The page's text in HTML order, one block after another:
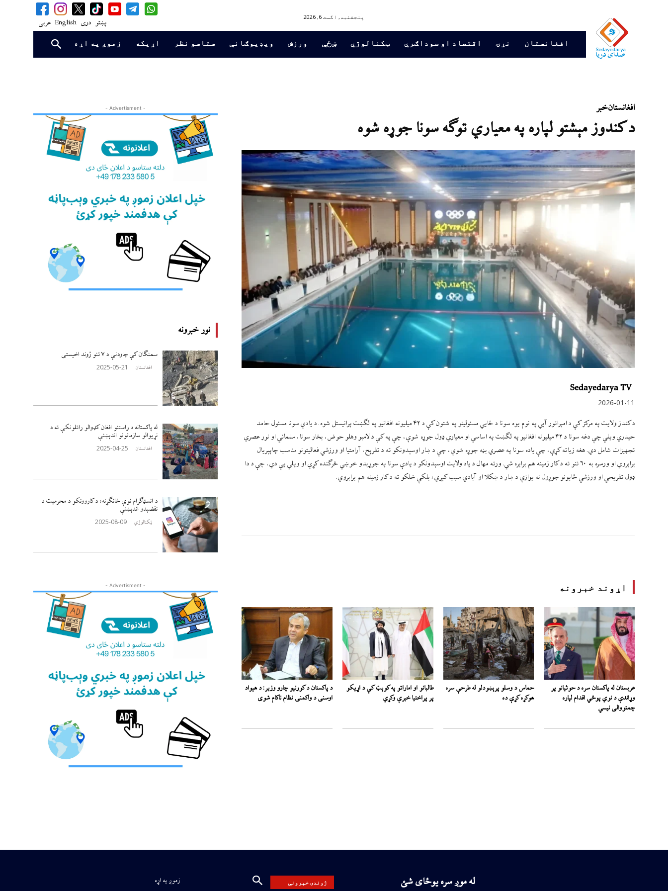
پښتو دری English عربی
پنجشنبه, اگست 6, 2026
افغانستان نړۍ اقتصاد او سوداګري ټکنالوژي ښځې ورزش ویډیوګانې ستاسو نظر اړیکه زموږ په اړه
- Advertisment -
نور خبرونه
سمنګان کې چاودنې د ۷ تنو ژوند اخيستی
افغانستان 2025-05-21
له پاکستانه د راستنو افغان کډوالو راتلونکې ته د
نړيوالو سازمانونو اندېښنې
افغانستان 2025-04-25
د انسټاګرام نوې ځانګړنه؛ د کاروونکو د محرمیت د
نقضېدو اندېښنې
ټکنالوژي 2025-08-09
- Advertisment -
افغانستانخبر
د کندوز مېشتو لپاره په معیاري توګه سونا جوړه شوه
Sedayedarya TV
2026-01-11
د کندز ولایت په مرکز کې د امپراتور آبي په نوم یوه سونا د ځایي مسئولینو په شتون کې د ۴۲ میلیونه افغانیو په لګښت پرانیستل شوه. د یادې سونا مسئول حامد
حیدري ویلي چې دغه سونا د ۴۲ میلیونه افغانیو په لګښت په اساسي او معیاري ډول جوړه شوې، چې په کې د لامبو وهلو حوض، بخار سونا، سلماني او نور عصري
تجهیزات شامل دي. هغه زیاته کړې، چې یاده سونا په عصري بڼه جوړه شوې، چې د ښار اوسېدونکو ته د تفرېح، آرامتیا او ورزشي فعالیتونو مناسب چاپېریال
برابروي او ورسره به ۶۰ تنو ته د کار زمینه هم برابره شي. ورته مهال د یاد ولایت اوسېدونکو د یادې سونا په جوړېدو خوښي څرګنده کړې او ویلي يې دي، چې د دا
ډول تفریحي او ورزشي ځایونو جوړول نه یوازې د ښار د ښکلا او آبادي سبب کېږي؛ بلکې خلکو ته د کار زمینه هم برابروي.
اړوند خبرونه
عربستان له پاکستان سره د حوثیانو پر
وړاندې د نوي پوځي اقدام لپاره
چمتووالی نیسي
حماس د وسلو پرېښودلو له طرحې سره
هوکړه کړې ده
طالبانو او اماراتو په کوېټ کې د اړیکو
پر پراختیا خبرې وکړي
د پاکستان د کورنیو چارو وزیر: د هېواد
اوسنی د واکمنۍ نظام ناکام شوی
زموږ په اړه ژوندۍ خپرونې له موږ سره یوځای شئ